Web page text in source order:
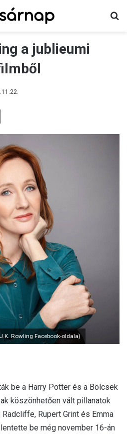
a jublieumi
Rowling Facebook-oldala)
be a Harry Potter és a Bölcsek
köszönhetően vált pillanatok
Rupert Grint és Emma
be még november 16-án